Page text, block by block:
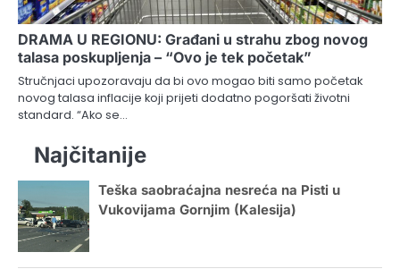
DRAMA U REGIONU: Građani u strahu zbog novog
talasa poskupljenja – “Ovo je tek početak”
Stručnjaci upozoravaju da bi ovo mogao biti samo početak
novog talasa inflacije koji prijeti dodatno pogoršati životni
standard. “Ako se…
Najčitanije
Teška saobraćajna nesreća na Pisti u
Vukovijama Gornjim (Kalesija)